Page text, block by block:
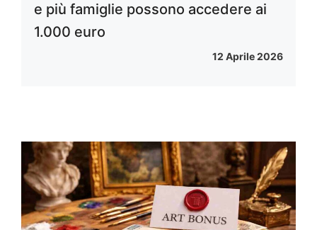
e più famiglie possono accedere ai
1.000 euro
12 Aprile 2026